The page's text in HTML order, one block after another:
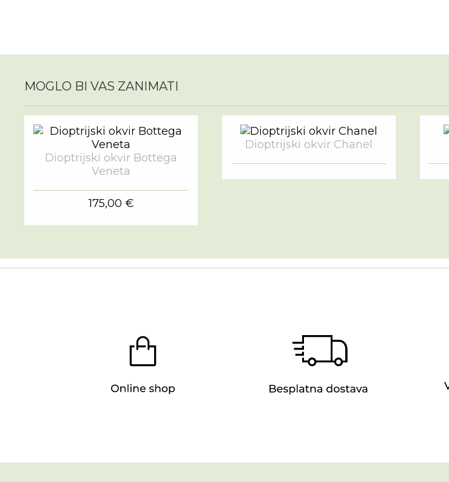
MOGLO BI VAS ZANIMATI
Dioptrijski okvir Bottega
Veneta
175,00 €
Dioptrijski okvir Chanel